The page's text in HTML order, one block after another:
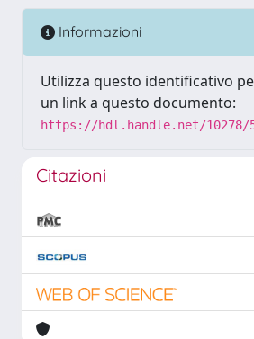
Informazioni
Utilizza questo identificativo
un link a questo documento:
https://hdl.handle.net/10278/
Citazioni